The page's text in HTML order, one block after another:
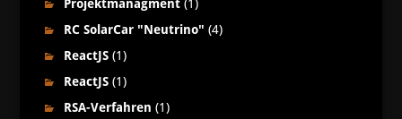
Projektmanagment(1)
RC SolarCar "Neutrino" (4)
ReactJS(1)
ReactJS(1)
RSA-Verfahren (1)